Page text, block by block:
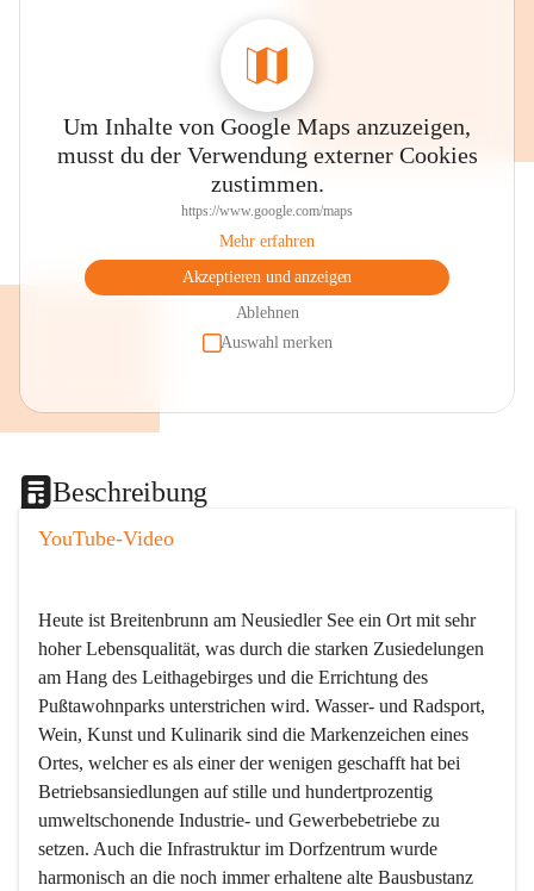
Um Inhalte von Google Maps anzuzeigen,
musst du der Verwendung externer Cookies
zustimmen.
https://www.google.com/maps
Mehr erfahren
Akzeptieren und anzeigen
Ablehnen
Auswahl merken
Beschreibung
YouTube-Video
Heute ist Breitenbrunn am Neusiedler See ein Ort mit sehr
hoher Lebensqualität, was durch die starken Zusiedelungen
am Hang des Leithagebirges und die Errichtung des
Pußtawohnparks unterstrichen wird. Wasser- und Radsport,
Wein, Kunst und Kulinarik sind die Markenzeichen eines
Ortes, welcher es als einer der wenigen geschafft hat bei
Betriebsansiedlungen auf stille und hundertprozentig
umweltschonende Industrie- und Gewerbebetriebe zu
setzen. Auch die Infrastruktur im Dorfzentrum wurde
harmonisch an die noch immer erhaltene alte Bausbustanz